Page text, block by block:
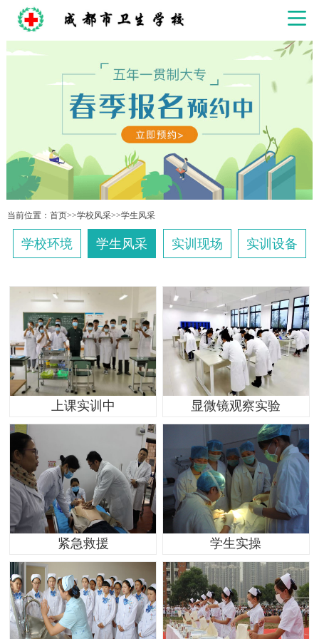
当前位置： 首页>>学校风采>>学生风采
学校环境 学生风采 实训现场 实训设备
上课实训中 显微镜观察实验
紧急救援 学生实操